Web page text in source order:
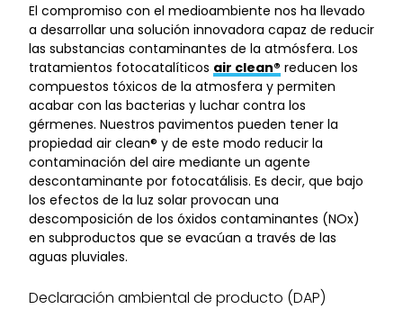
El compromiso con el medioambiente nos ha llevado
a desarrollar una solución innovadora capaz de reducir
las substancias contaminantes de la atmósfera. Los
tratamientos fotocatalíticos air clean® reducen los
compuestos tóxicos de la atmosfera y permiten
acabar con las bacterias y luchar contra los
gérmenes. Nuestros pavimentos pueden tener la
propiedad air clean® y de este modo reducir la
contaminación del aire mediante un agente
descontaminante por fotocatálisis. Es decir, que bajo
los efectos de la luz solar provocan una
descomposición de los óxidos contaminantes (NOx)
en subproductos que se evacúan a través de las
aguas pluviales.
Declaración ambiental de producto (DAP)